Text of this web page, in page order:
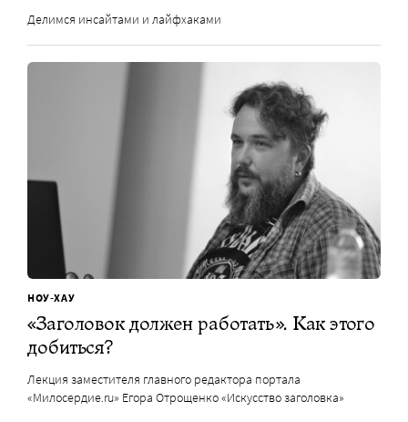
Делимся инсайтами и лайфхаками
НОУ-ХАУ
«Заголовок должен работать». Как этого
добиться?
Лекция заместителя главного редактора портала
«Милосердие.ru» Егора Отрощенко «Искусство заголовка»